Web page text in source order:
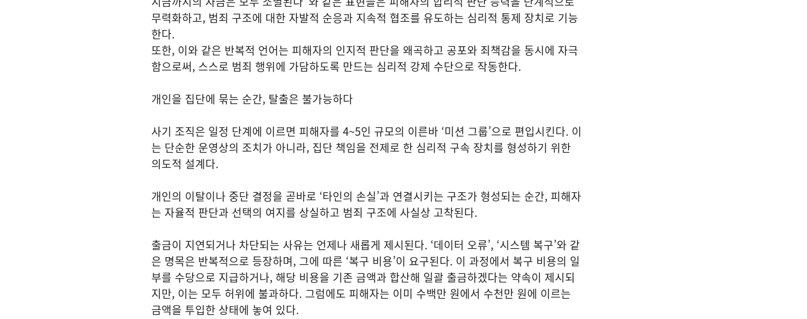
무력화하고, 범죄 구조에 대한 자발적 순응과 지속적 협조를 유도하는 심리적 통제 장치로 기능
한다.
또한, 이와 같은 반복적 언어는 피해자의 인지적 판단을 왜곡하고 공포와 죄책감을 동시에 자극
함으로써, 스스로 범죄 행위에 가담하도록 만드는 심리적 강제 수단으로 작동한다.
개인을 집단에 묶는 순간, 탈출은 불가능하다
사기 조직은 일정 단계에 이르면 피해자를 4~5인 규모의 이른바 ‘미션 그룹’으로 편입시킨다. 이
는 단순한 운영상의 조치가 아니라, 집단 책임을 전제로 한 심리적 구속 장치를 형성하기 위한
의도적 설계다.
개인의 이탈이나 중단 결정을 곧바로 ‘타인의 손실’과 연결시키는 구조가 형성되는 순간, 피해자
는 자율적 판단과 선택의 여지를 상실하고 범죄 구조에 사실상 고착된다.
출금이 지연되거나 차단되는 사유는 언제나 새롭게 제시된다. ‘데이터 오류’, ‘시스템 복구’와 같
은 명목은 반복적으로 등장하며, 그에 따른 ‘복구 비용’이 요구된다. 이 과정에서 복구 비용의 일
부를 수당으로 지급하거나, 해당 비용을 기존 금액과 합산해 일괄 출금하겠다는 약속이 제시되
지만, 이는 모두 허위에 불과하다. 그럼에도 피해자는 이미 수백만 원에서 수천만 원에 이르는
금액을 투입한 상태에 놓여 있다.